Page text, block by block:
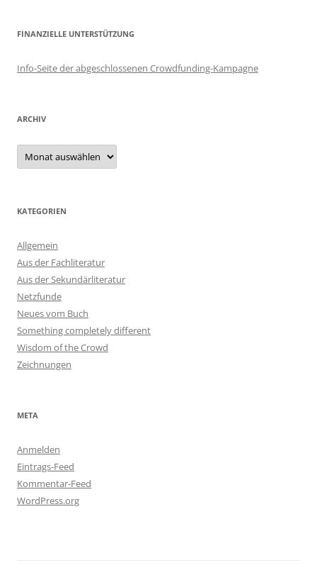
FINANZIELLE UNTERSTÜTZUNG
Info-Seite der abgeschlossenen Crowdfunding-Kampagne
ARCHIV
Archiv
KATEGORIEN
Allgemein
Aus der Fachliteratur
Aus der Sekundärliteratur
Netzfunde
Neues vom Buch
Something completely different
Wisdom of the Crowd
Zeichnungen
META
Anmelden
Eintrags-Feed
Kommentar-Feed
WordPress.org